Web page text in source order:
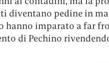
diventano pedine in
hanno imparato a far
di Pechino